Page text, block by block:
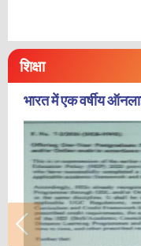
शिक्षा
भारत में एक वर्षीय